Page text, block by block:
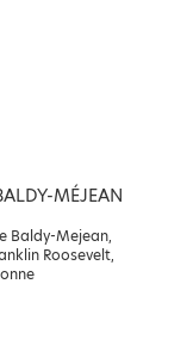
MÉJEAN
Baldy-Mejean,
Roosevelt,